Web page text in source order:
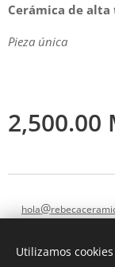
Cerámica de
Pieza única
2,500.00
hola@
Utilizamos